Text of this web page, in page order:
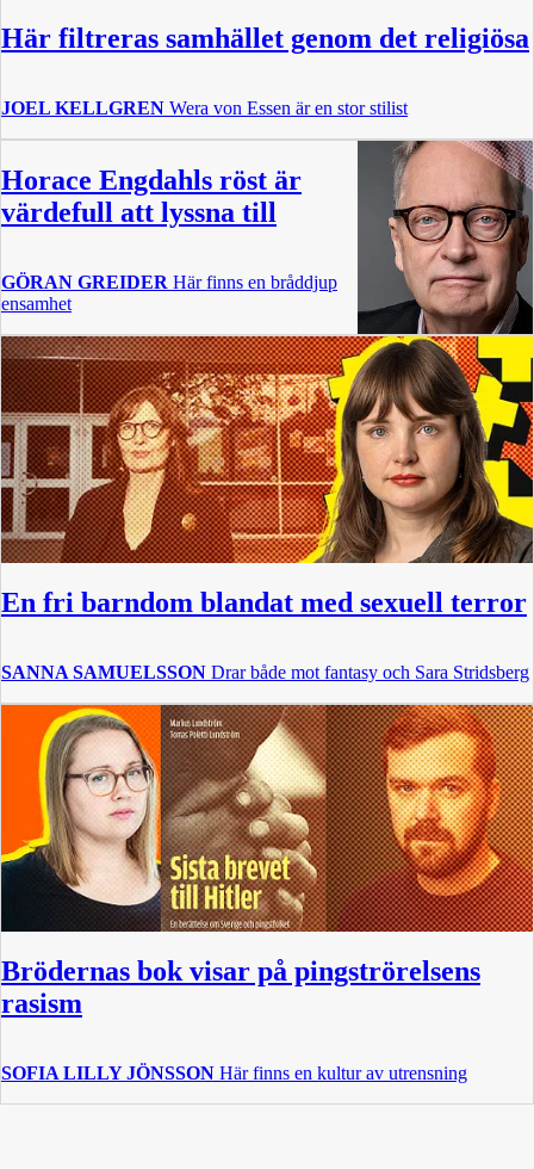
Här filtreras samhället genom det religiösa
JOEL KELLGREN Wera von Essen är en stor stilist
Horace Engdahls röst är
värdefull att lyssna till
GÖRAN GREIDER Här finns en bråddjup
ensamhet
En fri barndom blandat med sexuell terror
SANNA SAMUELSSON Drar både mot fantasy och Sara Stridsberg
Brödernas bok visar på pingströrelsens
rasism
SOFIA LILLY JÖNSSON Här finns en kultur av utrensning